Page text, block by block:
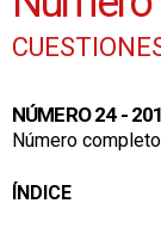
NÚMERO 24 -
Número completo
ÍNDICE